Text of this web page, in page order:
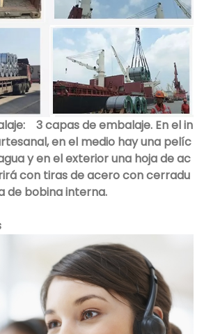
3 capas de embalaje. En el in
en el medio hay una pelíc
y en el exterior una hoja de ac
con tiras de acero con cerradu
de bobina interna.